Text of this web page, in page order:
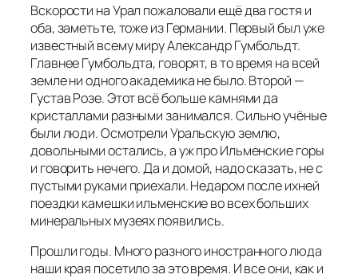
Вскорости на Урал пожаловали ещё два гостя и
оба, заметьте, тоже из Германии. Первый был уже
известный всему миру Александр Гумбольдт.
Главнее Гумбольдта, говорят, в то время на всей
земле ни одного академика не было. Второй —
Густав Розе. Этот всё больше камнями да
кристаллами разными занимался. Сильно учёные
были люди. Осмотрели Уральскую землю,
довольными остались, а уж про Ильменские горы
и говорить нечего. Да и домой, надо сказать, не с
пустыми руками приехали. Недаром после ихней
поездки камешки ильменские во всех больших
минеральных музеях появились.
Прошли годы. Много разного иностранного люда
наши края посетило за это время. И все они, как и